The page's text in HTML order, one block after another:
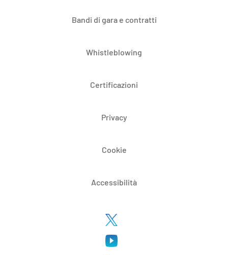
Bandi di gara e contratti
Whistleblowing
Certificazioni
Privacy
Cookie
Accessibilità